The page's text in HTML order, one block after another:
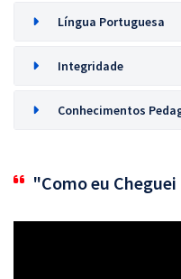
Língua Portuguesa
Integridade
Conhecimentos
"Como eu